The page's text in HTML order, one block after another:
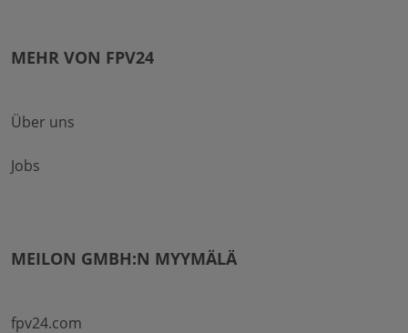
MEHR VON FPV24
Über uns
Jobs
MEILON GMBH:N MYYMÄLÄ
fpv24.com